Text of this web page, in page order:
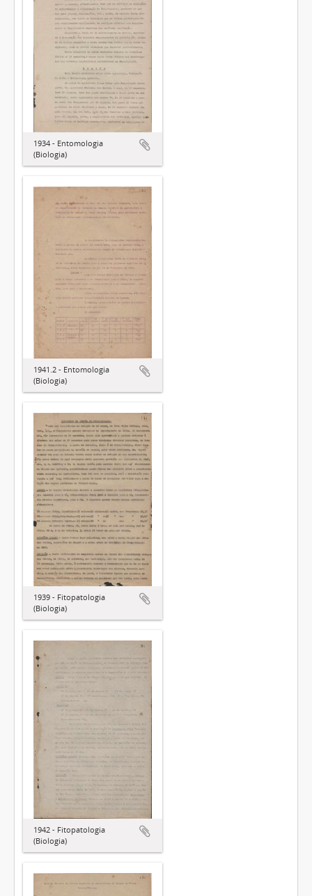
1934 - Entomologia
(Biologia)
1941.2 - Entomologia
(Biologia)
1939 - Fitopatologia
(Biologia)
1942 - Fitopatologia
(Biologia)